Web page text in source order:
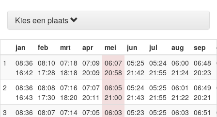
Kies een plaats
jan feb mrt apr mei jun jul aug sep
1
08:36
16:42
08:10
17:28
07:18
18:18
07:09
20:09
06:07
20:58
05:25
21:42
05:24
21:55
06:00
21:24
06:48
20:23
2
08:36
16:43
08:08
17:30
07:16
18:20
07:07
20:11
06:05
21:00
05:24
21:43
05:25
21:55
06:01
21:22
06:49
20:21
3
08:36 08:07 07:14 07:05 06:03 05:23 05:25 06:03 06:51